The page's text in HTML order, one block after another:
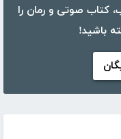
کتابراه، بیش از ۵۰،۰۰۰ کتاب، کتاب صوتی و رمان را
باشید!